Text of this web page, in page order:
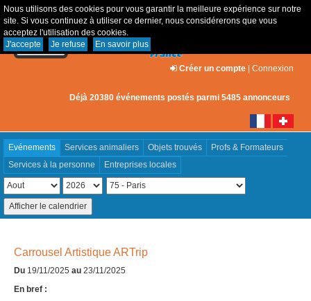
Nous utilisons des cookies pour vous garantir la meilleure expérience sur notre
site. Si vous continuez à utiliser ce dernier, nous considérerons que vous
acceptez l'utilisation des cookies.
J'accepte
Je refuse En savoir plus
Créer un compte | Connexion
Déjà 20380 événements postés parmi 5485 annonceurs
Evénements Services animaliers Objets trouvés
Profs & Formateurs
Services à la personne
Entreprises locales
Carrousel Artistique ARTrip
Du 19/11/2025 au 23/11/2025
En bref :